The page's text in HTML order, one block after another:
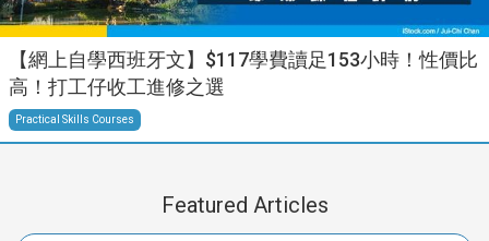
【網上自學西班牙文】$117學費讀足153小時！性價比
高！打工仔收工進修之選
Practical Skills Courses
Featured Articles